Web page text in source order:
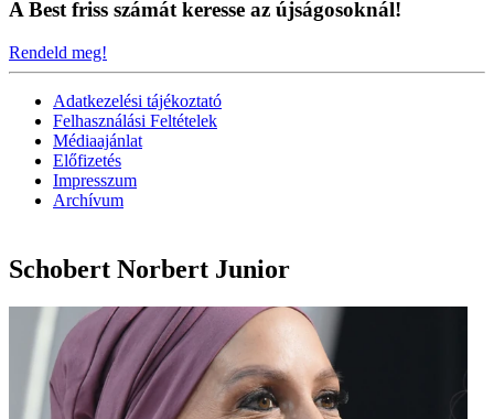
A Best friss számát keresse az újságosoknál!
Rendeld meg!
Adatkezelési tájékoztató
Felhasználási Feltételek
Médiaajánlat
Előfizetés
Impresszum
Archívum
Schobert Norbert Junior